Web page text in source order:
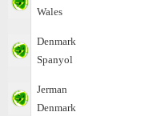
Wales
Denmark
Spanyol
Jerman
Denmark